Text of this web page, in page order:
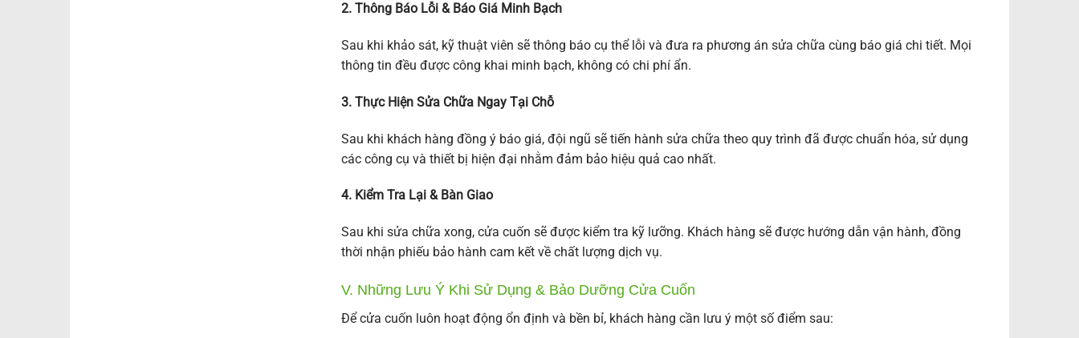
2. Thông Báo Lỗi & Báo Giá Minh Bạch
Sau khi khảo sát, kỹ thuật viên sẽ thông báo cụ thể lỗi và đưa ra phương án sửa chữa cùng báo giá chi tiết. Mọi
thông tin đều được công khai minh bạch, không có chi phí ẩn.
3. Thực Hiện Sửa Chữa Ngay Tại Chỗ
Sau khi khách hàng đồng ý báo giá, đội ngũ sẽ tiến hành sửa chữa theo quy trình đã được chuẩn hóa, sử dụng
các công cụ và thiết bị hiện đại nhằm đảm bảo hiệu quả cao nhất.
4. Kiểm Tra Lại & Bàn Giao
Sau khi sửa chữa xong, cửa cuốn sẽ được kiểm tra kỹ lưỡng. Khách hàng sẽ được hướng dẫn vận hành, đồng
thời nhận phiếu bảo hành cam kết về chất lượng dịch vụ.
V. Những Lưu Ý Khi Sử Dụng & Bảo Dưỡng Cửa Cuốn
Để cửa cuốn luôn hoạt động ổn định và bền bỉ, khách hàng cần lưu ý một số điểm sau: